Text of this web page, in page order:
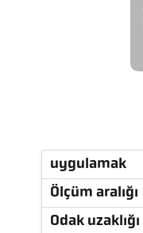
uygulamak
Ölçüm aralığı
Odak uzaklığı